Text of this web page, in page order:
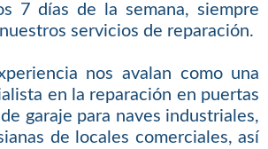
7 días de la semana, siempre
servicios de reparación.
nos avalan como una
en la reparación en puertas
garaje para naves industriales,
de locales comerciales, así